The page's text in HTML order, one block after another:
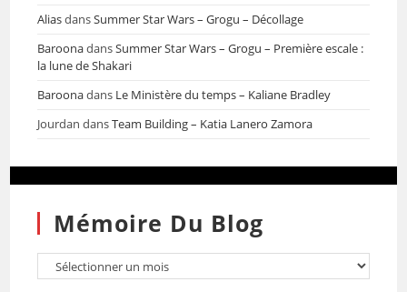
AliasdansSummer Star Wars – Grogu – Décollage
BaroonadansSummer Star Wars – Grogu – Première escale :
la lune de Shakari
Baroonadans Le Ministère du temps – Kaliane Bradley
Jourdan dansTeam Building – Katia Lanero Zamora
Mémoire Du Blog